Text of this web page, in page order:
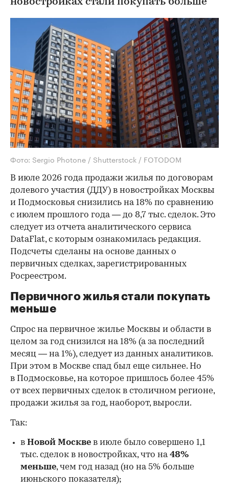
Фото: Sergio Photone / Shutterstock / FOTODOM
В июле 2026 года продажи жилья по договорам
долевого участия (ДДУ) в новостройках Москвы
и Подмосковья снизились на 18% по сравнению
с июлем прошлого года — до 8,7 тыс. сделок. Это
следует из отчета аналитического сервиса
DataFlat, с которым ознакомилась редакция.
Подсчеты сделаны на основе данных о
первичных сделках, зарегистрированных
Росреестром.
Первичного жилья стали покупать
меньше
Спрос на первичное жилье Москвы и области в
целом за год снизился на 18% (а за последний
месяц — на 1%), следует из данных аналитиков.
При этом в Москве спад был еще сильнее. Но
в Подмосковье, на которое пришлось более 45%
от всех первичных сделок в столичном регионе,
продажи жилья за год, наоборот, выросли.
Так:
в Новой Москве в июле было совершено 1,1
тыс. сделок в новостройках, что на48%
меньше, чем год назад (но на 5% больше
июньского показателя);